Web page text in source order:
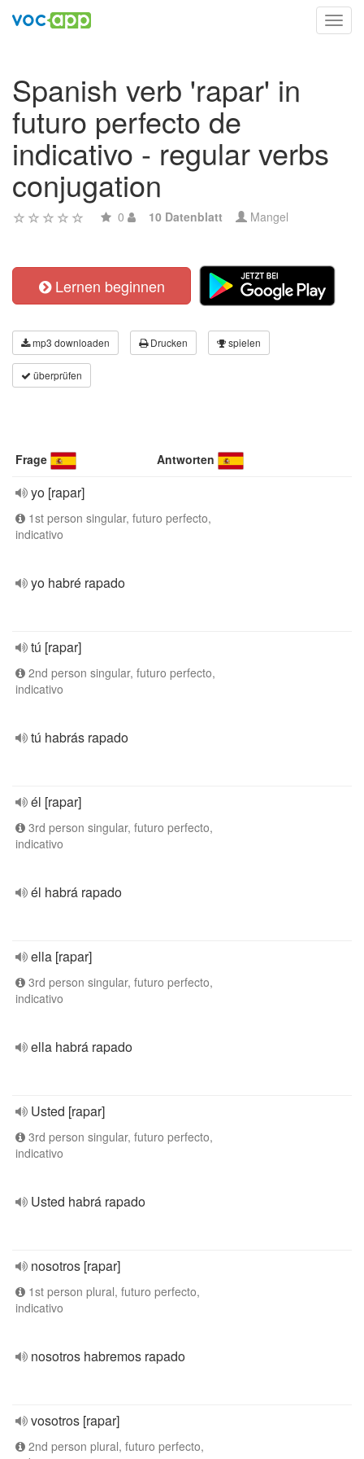
Spanish verb 'rapar' in
futuro perfecto de
indicativo - regular verbs
conjugation
0 10 Datenblatt Mangel
Lernen beginnen
mp3 downloaden Drucken spielen
überprüfen
Frage Antworten
yo [rapar]
1st person singular, futuro perfecto,
indicativo
yo habré rapado
tú [rapar]
2nd person singular, futuro perfecto,
indicativo
tú habrás rapado
él [rapar]
3rd person singular, futuro perfecto,
indicativo
él habrá rapado
ella [rapar]
3rd person singular, futuro perfecto,
indicativo
ella habrá rapado
Usted [rapar]
3rd person singular, futuro perfecto,
indicativo
Usted habrá rapado
nosotros [rapar]
1st person plural, futuro perfecto,
indicativo
nosotros habremos rapado
vosotros [rapar]
2nd person plural, futuro perfecto,